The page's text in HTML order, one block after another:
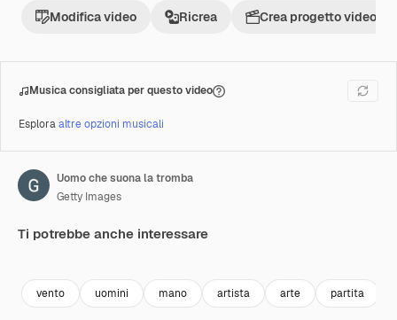
Modifica video Ricrea Crea progetto video
Musica consigliata per questo video
Esploraaltre opzioni musicali
Uomo che suona la tromba
Getty Images
Ti potrebbe anche interessare
vento uomini mano artista arte partita